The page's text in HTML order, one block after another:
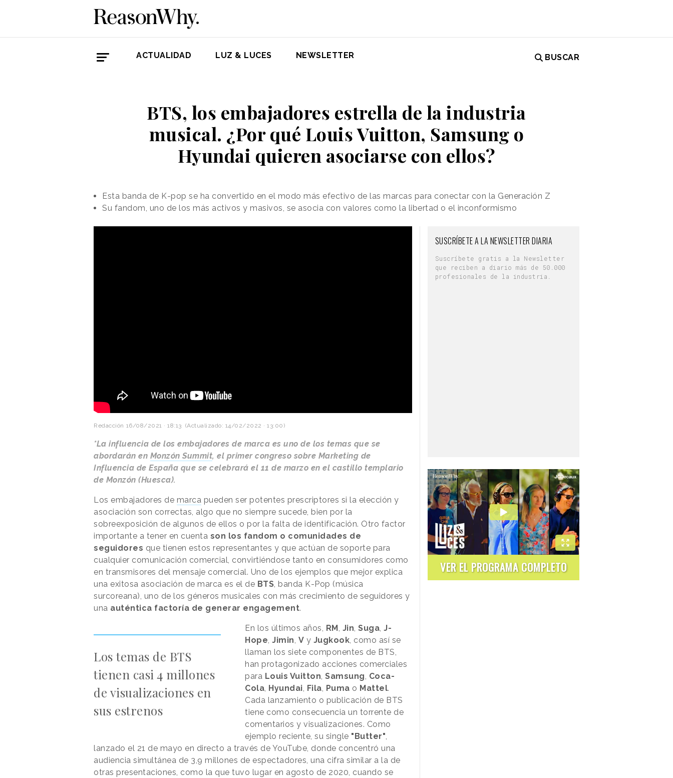
ACTUALIDAD LUZ & LUCES NEWSLETTER BUSCAR
BTS, los embajadores estrella de la industria
musical. ¿Por qué Louis Vuitton, Samsung o
Hyundai quieren asociarse con ellos?
Esta banda de K-pop se ha convertido en el modo más efectivo de las marcas para conectar con la Generación Z
Su fandom, uno de los más activos y masivos, se asocia con valores como la libertad o el inconformismo
Redacción 16/08/2021 · 18:13 (Actualizado: 14/02/2022 · 13:00)
*La influencia de los embajadores de marca es uno de los temas que se
abordarán en Monzón Summit, el primer congreso sobre Marketing de
Influencia de España que se celebrará el 11 de marzo en el castillo templario
de Monzón (Huesca).
Los embajadores de marca pueden ser potentes prescriptores si la elección y
asociación son correctas, algo que no siempre sucede, bien por la
sobreexposición de algunos de ellos o por la falta de identificación. Otro factor
importante a tener en cuenta son los fandom o comunidades de
seguidores que tienen estos representantes y que actúan de soporte para
cualquier comunicación comercial, convirtiéndose tanto en consumidores como
en transmisores del mensaje comercial. Uno de los ejemplos que mejor explica
una exitosa asociación de marca es el de BTS, banda K-Pop (música
surcoreana), uno de los géneros musicales con más crecimiento de seguidores y
una auténtica factoría de generar engagement.
Los temas de BTS
tienen casi 4 millones
de visualizaciones en
sus estrenos
En los últimos años, RM , Jin,Suga,J-
Hope, Jimin, V y Jugkook, como así se
llaman los siete componentes de BTS,
han protagonizado acciones comerciales
para Louis Vuitton,Samsung, Coca-
Cola, Hyundai, Fila, Puma o Mattel.
Cada lanzamiento o publicación de BTS
tiene como consecuencia un torrente de
comentarios y visualizaciones. Como
ejemplo reciente, su single "Butter",
lanzado el 21 de mayo en directo a través de YouTube, donde concentró una
audiencia simultánea de 3,9 millones de espectadores, una cifra similar a la de
otras presentaciones, como la que tuvo lugar en agosto de 2020, cuando se
SUSCRÍBETE A LA NEWSLETTER DIARIA
Suscríbete gratis a la Newsletter
que reciben a diario más de 50.000
profesionales de la industria.
VER EL PROGRAMA COMPLETO